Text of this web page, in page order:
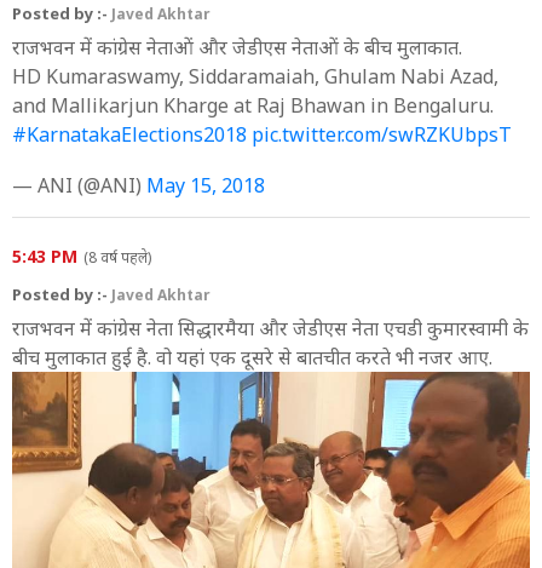
Posted by :- Javed Akhtar
राजभवन में कांग्रेस नेताओं और जेडीएस नेताओं के बीच मुलाकात.
HD Kumaraswamy, Siddaramaiah, Ghulam Nabi Azad,
and Mallikarjun Kharge at Raj Bhawan in Bengaluru.
#KarnatakaElections2018 pic.twitter.com/swRZKUbpsT
— ANI (@ANI) May 15, 2018
5:43 PM (8 वर्ष पहले)
Posted by :- Javed Akhtar
राजभवन में कांग्रेस नेता सिद्धारमैया और जेडीएस नेता एचडी कुमारस्वामी के
बीच मुलाकात हुई है. वो यहां एक दूसरे से बातचीत करते भी नजर आए.